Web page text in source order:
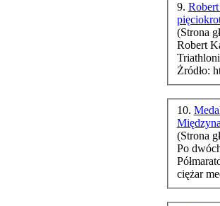
9.
(Strona
Robert
10.
(Strona
Po